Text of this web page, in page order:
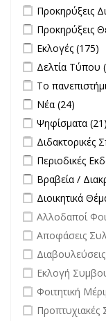
ApplyΠροκηρύξεις
ApplyΠροκηρύξεις
Apply Εκλογές
Εκλογές (175)
Apply Δελτία
Δελτία Τύπου
Apply Το
Το
Apply Νέα filter
Νέα (24)
ApplyΨηφίσματα (21)
ApplyΔιδακτορικές
ApplyΠεριοδικές
Apply Βραβεία /
Βραβεία /
ApplyΔιοικητικά
undefined
Αλλοδαποί
undefined
Αποφάσεις
undefined
undefined
Εκλογή
undefined
Φοιτητική
undefined
Προπτυχιακές